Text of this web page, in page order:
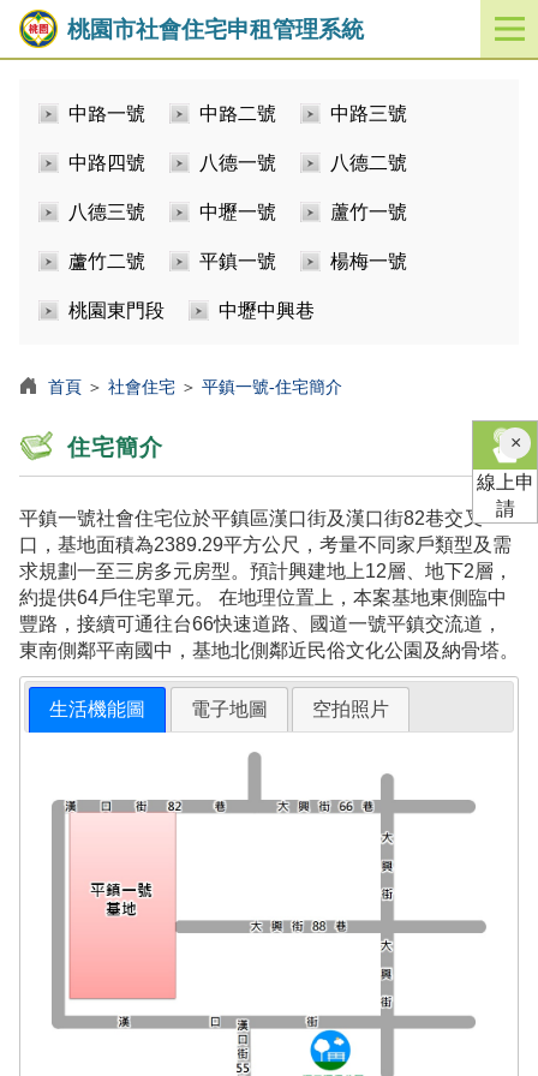
桃園市社會住宅申租管理系統
開
啟
中路一號 中路二號 中路三號
中路四號 八德一號 八德二號
八德三號 中壢一號 蘆竹一號
蘆竹二號 平鎮一號 楊梅一號
桃園東門段 中壢中興巷
首頁 ＞ 社會住宅 ＞ 平鎮一號-住宅簡介
住宅簡介
平鎮一號社會住宅位於平鎮區漢口街及漢口街82巷交叉
口，基地面積為2389.29平方公尺，考量不同家戶類型及需
求規劃一至三房多元房型。預計興建地上12層、地下2層，
約提供64戶住宅單元。 在地理位置上，本案基地東側臨中
豐路，接續可通往台66快速道路、國道一號平鎮交流道，
東南側鄰平南國中，基地北側鄰近民俗文化公園及納骨塔。
生活機能圖 電子地圖 空拍照片
×關
閉
線上申
請